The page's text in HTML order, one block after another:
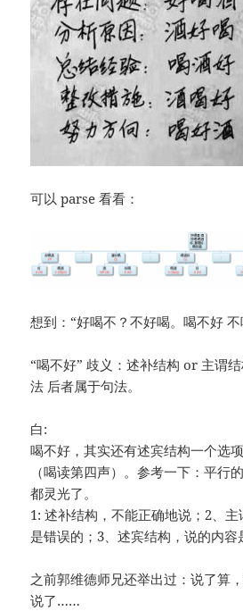
可以 parse 看看：
想到：“好喝不？不好喝。喝不好 不
“喝不好” 歧义：述补结构 or 主谓
法 后者属于句法。
白:
喝不好，其实还有述宾结构一个选
（喝读第四声）。参考一下：平行
都灵光了。
1: 述补结构，不能正确地说；2、
是错误的；3、述宾结构，说的内容
之前郭维德师兄还举出过：说了算
说了……